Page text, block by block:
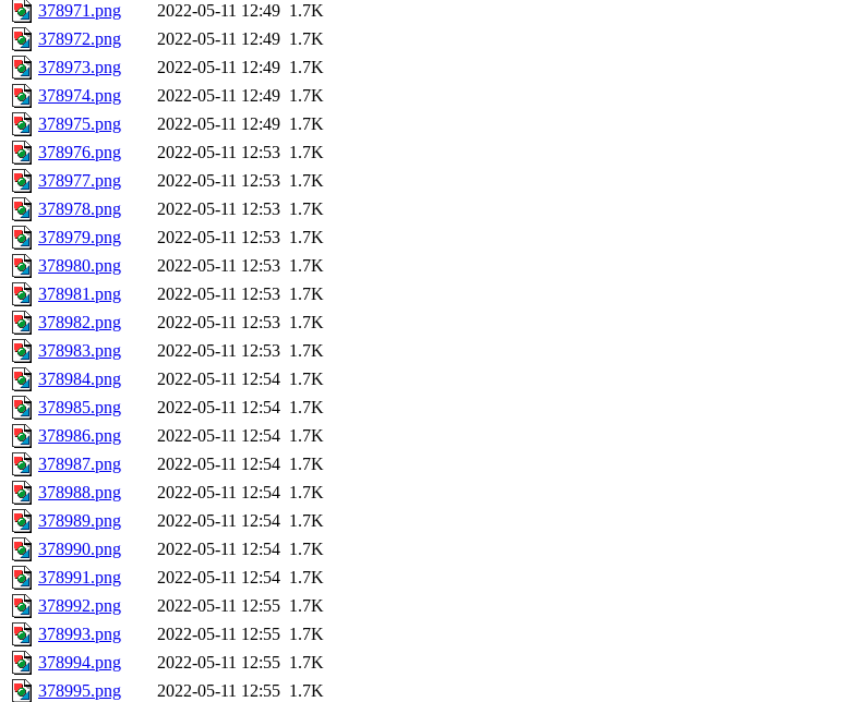
378971.png
2022-05-11 12:49 1.7K
378972.png
2022-05-11 12:49 1.7K
378973.png
2022-05-11 12:49 1.7K
378974.png
2022-05-11 12:49 1.7K
378975.png
2022-05-11 12:49 1.7K
378976.png
2022-05-11 12:53 1.7K
378977.png
2022-05-11 12:53 1.7K
378978.png
2022-05-11 12:53 1.7K
378979.png
2022-05-11 12:53 1.7K
378980.png
2022-05-11 12:53 1.7K
378981.png
2022-05-11 12:53 1.7K
378982.png
2022-05-11 12:53 1.7K
378983.png
2022-05-11 12:53 1.7K
378984.png
2022-05-11 12:54 1.7K
378985.png
2022-05-11 12:54 1.7K
378986.png
2022-05-11 12:54 1.7K
378987.png
2022-05-11 12:54 1.7K
378988.png
2022-05-11 12:54 1.7K
378989.png
2022-05-11 12:54 1.7K
378990.png
2022-05-11 12:54 1.7K
378991.png
2022-05-11 12:54 1.7K
378992.png
2022-05-11 12:55 1.7K
378993.png
2022-05-11 12:55 1.7K
378994.png
2022-05-11 12:55 1.7K
378995.png
2022-05-11 12:55 1.7K